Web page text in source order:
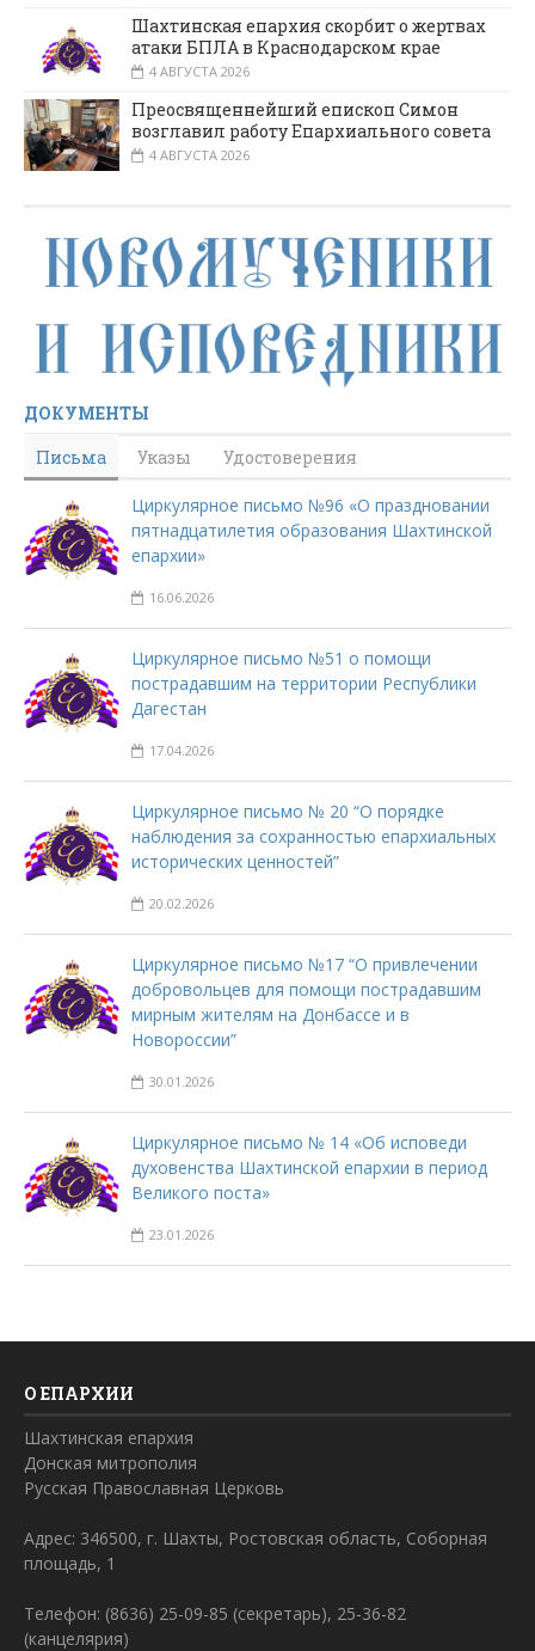
Шахтинская епархия скорбит о жертвах
атаки БПЛА в Краснодарском крае
4 АВГУСТА 2026
Преосвященнейший епископ Симон
возглавил работу Епархиального совета
4 АВГУСТА 2026
ДОКУМЕНТЫ
Письма
Указы Удостоверения
Циркулярное письмо №96 «О праздновании
пятнадцатилетия образования Шахтинской
епархии»
16.06.2026
Циркулярное письмо №51 о помощи
пострадавшим на территории Республики
Дагестан
17.04.2026
Циркулярное письмо № 20 “О порядке
наблюдения за сохранностью епархиальных
исторических ценностей”
20.02.2026
Циркулярное письмо №17 “О привлечении
добровольцев для помощи пострадавшим
мирным жителям на Донбассе и в
Новороссии”
30.01.2026
Циркулярное письмо № 14 «Об исповеди
духовенства Шахтинской епархии в период
Великого поста»
23.01.2026
О ЕПАРХИИ
Шахтинская епархия
Донская митрополия
Русская Православная Церковь
Адрес: 346500, г. Шахты, Ростовская область, Соборная
площадь, 1
Телефон: (8636) 25-09-85 (секретарь), 25-36-82
(канцелярия)